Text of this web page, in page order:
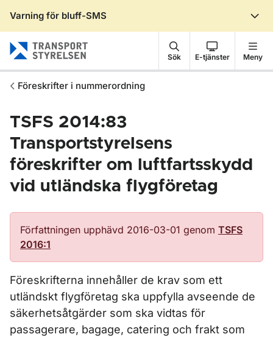
Varning för bluff-SMS
Sök E-tjänster Meny
Föreskrifter i nummerordning
TSFS 2014:83
Transportstyrelsens
föreskrifter om luftfartsskydd
vid utländska flygföretag
Författningen upphävd 2016-03-01 genom TSFS
2016:1
Föreskrifterna innehåller de krav som ett
utländskt flygföretag ska uppfylla avseende de
säkerhetsåtgärder som ska vidtas för
passagerare, bagage, catering och frakt som